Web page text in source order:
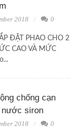
2018 0
ĐẶT PHAO CHO 2
CAO VÀ MỨC
chống cạn
nước siron
2018 0